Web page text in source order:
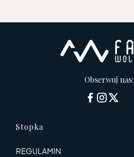
Obserwuj nas:
Linki w stopce
Stopka
REGULAMIN